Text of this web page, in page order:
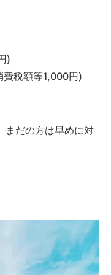
)
税額等1,000円)
まだの方は早めに対